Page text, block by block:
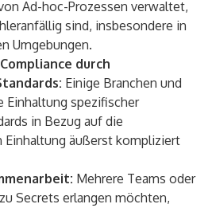
Ad-hoc-Prozessen verwaltet,
sind, insbesondere in
Umgebungen.
durch
Einige Branchen und
Einhaltung spezifischer
in Bezug auf die
Einhaltung äußerst kompliziert
Mehrere Teams oder
Secrets erlangen möchten,